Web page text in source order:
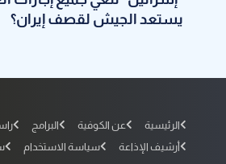
يستعد الجيش لقصف إيران؟
الرئيسية عن الكوفية البرامج
أرشيف الإذاعة
سياسة الاستخدام